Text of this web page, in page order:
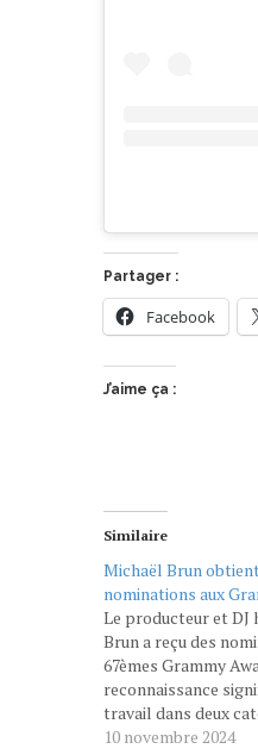
Partager :
Facebook
J’aime ça :
Similaire
Michaël Brun
nominations aux
Le producteur et DJ
Brun a reçu des
67èmes Grammy
reconnaissance
travail dans deux
Artiste influent dans
10 novembre 2024